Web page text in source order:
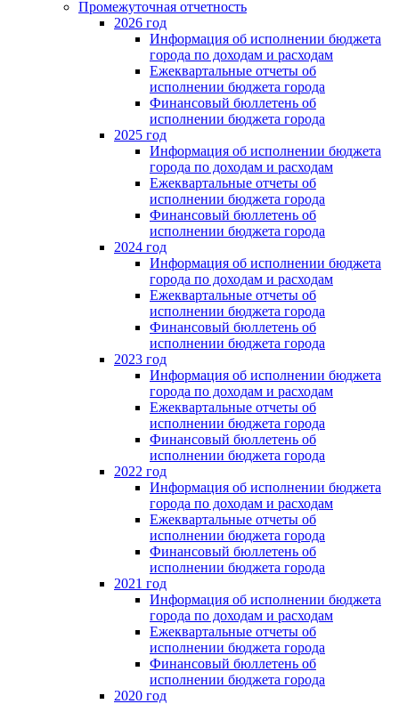
Промежуточная отчетность
2026 год
Информация об исполнении бюджета
города по доходам и расходам
Ежеквартальные отчеты об
исполнении бюджета города
Финансовый бюллетень об
исполнении бюджета города
2025 год
Информация об исполнении бюджета
города по доходам и расходам
Ежеквартальные отчеты об
исполнении бюджета города
Финансовый бюллетень об
исполнении бюджета города
2024 год
Информация об исполнении бюджета
города по доходам и расходам
Ежеквартальные отчеты об
исполнении бюджета города
Финансовый бюллетень об
исполнении бюджета города
2023 год
Информация об исполнении бюджета
города по доходам и расходам
Ежеквартальные отчеты об
исполнении бюджета города
Финансовый бюллетень об
исполнении бюджета города
2022 год
Информация об исполнении бюджета
города по доходам и расходам
Ежеквартальные отчеты об
исполнении бюджета города
Финансовый бюллетень об
исполнении бюджета города
2021 год
Информация об исполнении бюджета
города по доходам и расходам
Ежеквартальные отчеты об
исполнении бюджета города
Финансовый бюллетень об
исполнении бюджета города
2020 год